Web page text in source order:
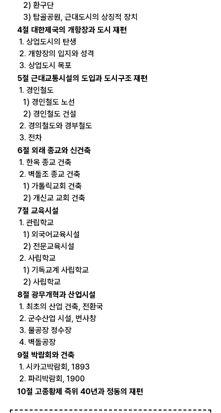
2) 환구단
3) 탑골공원, 근대도시의 상징적 장치
4절 대한제국의 개항장과 도시 재편
1. 상업도시의 탄생
2. 개항장의 입지와 성격
3. 상업도시 목포
5절 근대교통시설의 도입과 도시구조 재편
1. 경인철도
1) 경인철도 노선
2) 경인철도 건설
2. 경의철도와 경부철도
3. 전차
6절 외래 종교와 신건축
1. 한옥 종교 건축
2. 벽돌조 종교 건축
1) 가톨릭교회 건축
2) 개신교 교회 건축
7절 교육시설
1. 관립학교
1) 외국어교육시설
2) 전문교육시설
2. 사립학교
1) 기독교계 사립학교
2) 사립학교
8절 광무개혁과 산업시설
1. 최초의 산업 건축, 전환국
2. 군수산업 시설, 번사창
3. 물공장 정수장
4. 벽돌공장
9절 박람회와 건축
1. 시카고박람회, 1893
2. 파리박람회, 1900
10절 고종황제 즉위 40년과 정동의 재편